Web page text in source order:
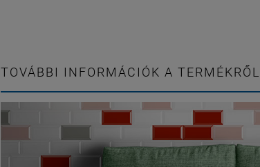
TOVÁBBI INFORMÁCIÓK A